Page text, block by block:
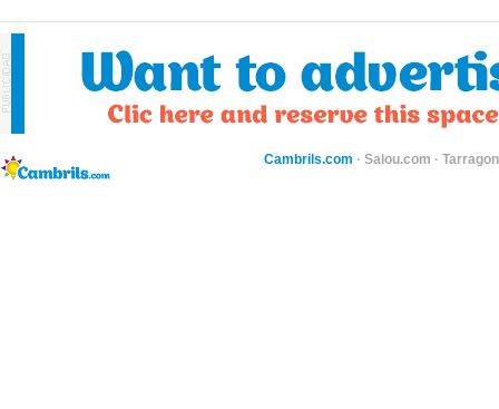
Cambrils.com · Salou.com ·